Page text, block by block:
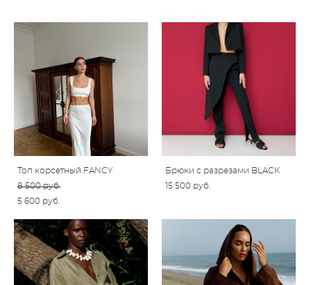
Топ корсетный FANCY
8 500 pуб.
5 600 pуб.
Брюки с разрезами BLACK
15 500 pуб.